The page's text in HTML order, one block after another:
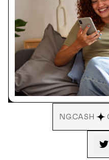
NG.CASH
